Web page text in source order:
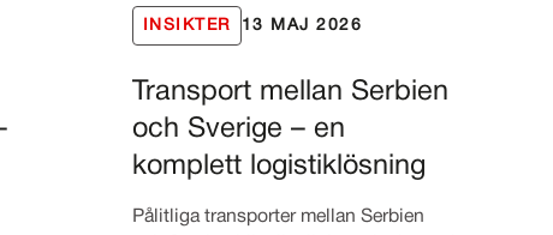
INSIKTER 13 MAJ 2026
Transport mellan Serbien
och Sverige – en
komplett logistiklösning
Pålitliga transporter mellan Serbien